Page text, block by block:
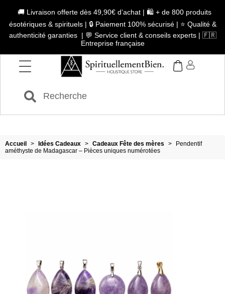
🚚 Livraison offerte dès 49,90€ d’achat | 🛍️ + de 800 produits
ésotériques & spirituels | 🔒 Paiement 100% sécurisé | ⭐ Qualité &
authenticité garanties | 💬 Service client & conseils experts | 🇫🇷
Entreprise française
Accueil > Idées Cadeaux > Cadeaux Fête des mères >
Pendentif
améthyste de Madagascar – Pièces uniques numérotées